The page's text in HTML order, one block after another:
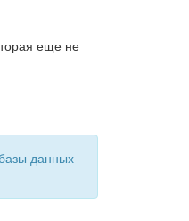
еще не
данных